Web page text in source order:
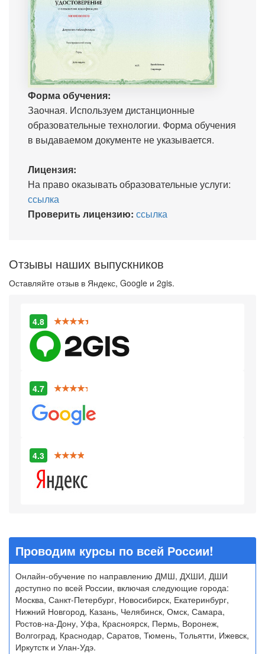
Форма обучения:
Заочная. Используем дистанционные
образовательные технологии. Форма обучения
в выдаваемом документе не указывается.
Лицензия:
На право оказывать образовательные услуги:
ссылка
Проверить лицензию: ссылка
Отзывы наших выпускников
Оставляйте отзыв в Яндекс, Google и 2gis.
4.8
4.7
4.3
Проводим курсы по всей России!
Онлайн-обучение по направлению ДМШ, ДХШИ, ДШИ
доступно по всей России, включая следующие города:
Москва, Санкт-Петербург, Новосибирск, Екатеринбург,
Нижний Новгород, Казань, Челябинск, Омск, Самара,
Ростов-на-Дону, Уфа, Красноярск, Пермь, Воронеж,
Волгоград, Краснодар, Саратов, Тюмень, Тольятти, Ижевск,
Иркутстк и Улан-Удэ.